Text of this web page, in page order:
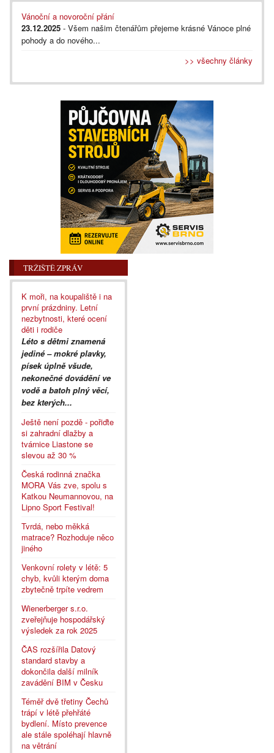
Vánoční a novoroční přání
23.12.2025 - Všem našim čtenářům přejeme krásné Vánoce plné
pohody a do nového...
>> všechny články
TRŽIŠTĚ ZPRÁV
K moři, na koupaliště i na
první prázdniny. Letní
nezbytnosti, které ocení
děti i rodiče
Léto s dětmi znamená
jediné – mokré plavky,
písek úplně všude,
nekonečné dovádění ve
vodě a batoh plný věcí,
bez kterých...
Ještě není pozdě - pořiďte
si zahradní dlažby a
tvárnice Liastone se
slevou až 30 %
Česká rodinná značka
MORA Vás zve, spolu s
Katkou Neumannovou, na
Lipno Sport Festival!
Tvrdá, nebo měkká
matrace? Rozhoduje něco
jiného
Venkovní rolety v létě: 5
chyb, kvůli kterým doma
zbytečně trpíte vedrem
Wienerberger s.r.o.
zveřejňuje hospodářský
výsledek za rok 2025
ČAS rozšířila Datový
standard stavby a
dokončila další milník
zavádění BIM v Česku
Téměř dvě třetiny Čechů
trápí v létě přehřáté
bydlení. Místo prevence
ale stále spoléhají hlavně
na větrání